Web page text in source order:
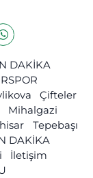
DAKİKA
Çifteler
Mihalgazi
Tepebaşı
DAKİKA
İletişim